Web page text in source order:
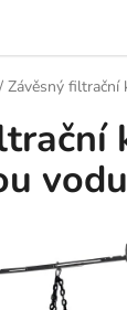
/ Závěsný
vodu